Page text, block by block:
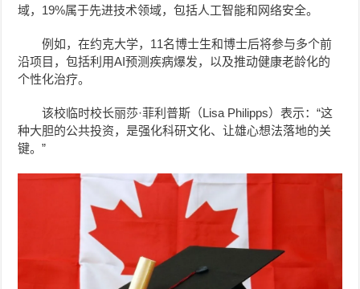
域，19%属于先进技术领域，包括人工智能和网络安全。
例如，在约克大学，11名博士生和博士后将参与多个前
沿项目，包括利用AI预测疾病爆发，以及推动健康老龄化的
个性化治疗。
该校临时校长丽莎·菲利普斯（Lisa Philipps）表示：“这
种大胆的公共投资，是强化科研文化、让雄心想法落地的关
键。”